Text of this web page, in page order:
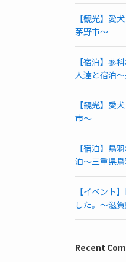
【観光】愛
茅野市〜
【宿泊】蓼
人達と宿泊
【観光】愛
市〜
【宿泊】鳥
泊〜三重県
【イベント
した。〜滋
Recent